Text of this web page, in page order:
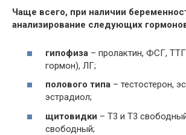
Чаще всего, при наличии
анализирование следующих
гипофиза – пролактин, ФСГ,
гормон), ЛГ;
полового типа – тестостерон,
эстрадиол;
щитовидки – Т3 и Т3
свободный;